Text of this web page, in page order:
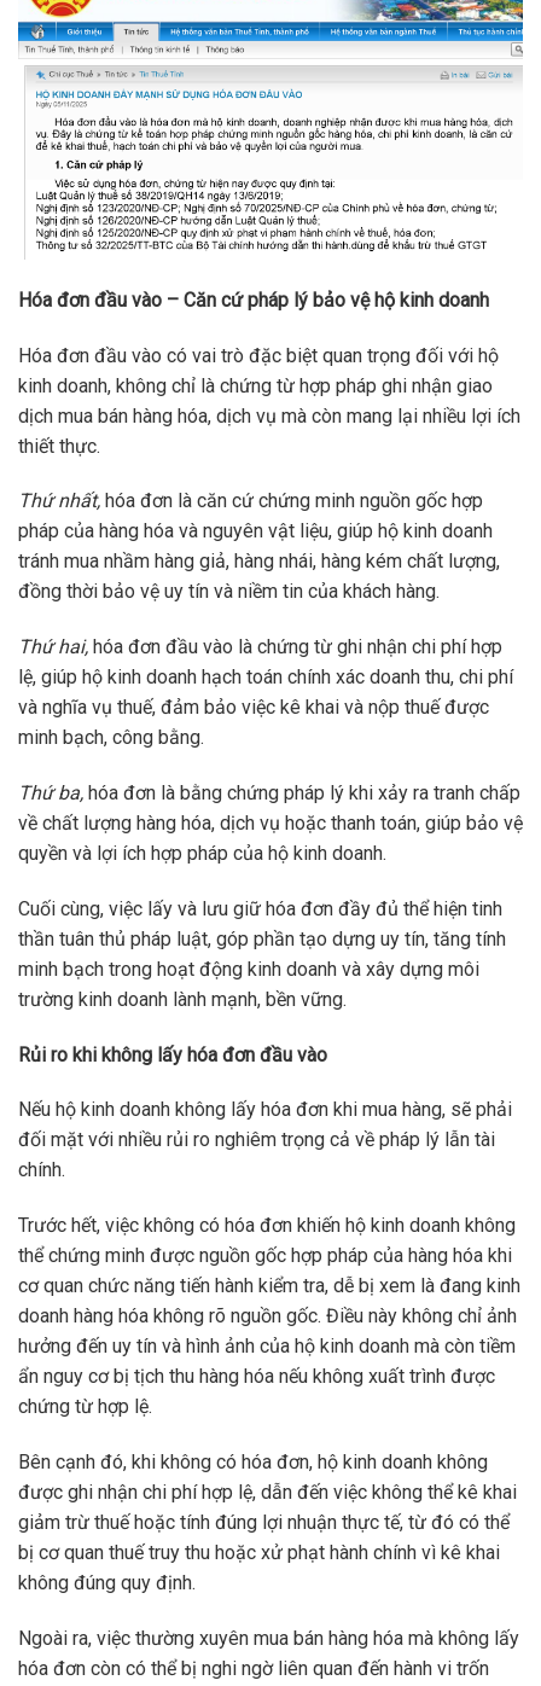
Hóa đơn đầu vào – Căn cứ pháp lý bảo vệ hộ kinh doanh
Hóa đơn đầu vào có vai trò đặc biệt quan trọng đối với hộ
kinh doanh, không chỉ là chứng từ hợp pháp ghi nhận giao
dịch mua bán hàng hóa, dịch vụ mà còn mang lại nhiều lợi ích
thiết thực.
Thứ nhất, hóa đơn là căn cứ chứng minh nguồn gốc hợp
pháp của hàng hóa và nguyên vật liệu, giúp hộ kinh doanh
tránh mua nhầm hàng giả, hàng nhái, hàng kém chất lượng,
đồng thời bảo vệ uy tín và niềm tin của khách hàng.
Thứ hai, hóa đơn đầu vào là chứng từ ghi nhận chi phí hợp
lệ, giúp hộ kinh doanh hạch toán chính xác doanh thu, chi phí
và nghĩa vụ thuế, đảm bảo việc kê khai và nộp thuế được
minh bạch, công bằng.
Thứ ba, hóa đơn là bằng chứng pháp lý khi xảy ra tranh chấp
về chất lượng hàng hóa, dịch vụ hoặc thanh toán, giúp bảo vệ
quyền và lợi ích hợp pháp của hộ kinh doanh.
Cuối cùng, việc lấy và lưu giữ hóa đơn đầy đủ thể hiện tinh
thần tuân thủ pháp luật, góp phần tạo dựng uy tín, tăng tính
minh bạch trong hoạt động kinh doanh và xây dựng môi
trường kinh doanh lành mạnh, bền vững.
Rủi ro khi không lấy hóa đơn đầu vào
Nếu hộ kinh doanh không lấy hóa đơn khi mua hàng, sẽ phải
đối mặt với nhiều rủi ro nghiêm trọng cả về pháp lý lẫn tài
chính.
Trước hết, việc không có hóa đơn khiến hộ kinh doanh không
thể chứng minh được nguồn gốc hợp pháp của hàng hóa khi
cơ quan chức năng tiến hành kiểm tra, dễ bị xem là đang kinh
doanh hàng hóa không rõ nguồn gốc. Điều này không chỉ ảnh
hưởng đến uy tín và hình ảnh của hộ kinh doanh mà còn tiềm
ẩn nguy cơ bị tịch thu hàng hóa nếu không xuất trình được
chứng từ hợp lệ.
Bên cạnh đó, khi không có hóa đơn, hộ kinh doanh không
được ghi nhận chi phí hợp lệ, dẫn đến việc không thể kê khai
giảm trừ thuế hoặc tính đúng lợi nhuận thực tế, từ đó có thể
bị cơ quan thuế truy thu hoặc xử phạt hành chính vì kê khai
không đúng quy định.
Ngoài ra, việc thường xuyên mua bán hàng hóa mà không lấy
hóa đơn còn có thể bị nghi ngờ liên quan đến hành vi trốn